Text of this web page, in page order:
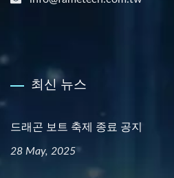
최신 뉴스
드래곤 보트 축제 종료 공지
28 May, 2025